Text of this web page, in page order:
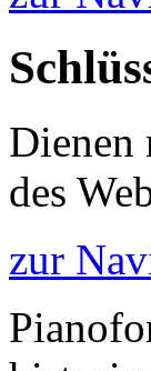
Dienen
des
zur